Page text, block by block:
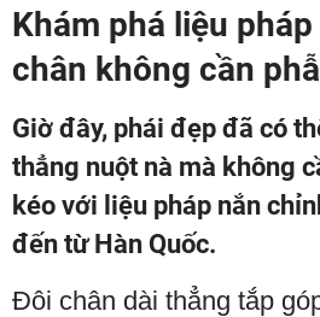
Khám phá liệu
chân không cần
Giờ đây, phái đẹp đã có
thẳng nuột nà mà không
kéo với liệu pháp nắn
đến từ Hàn Quốc.
Đôi chân dài thẳng tắp